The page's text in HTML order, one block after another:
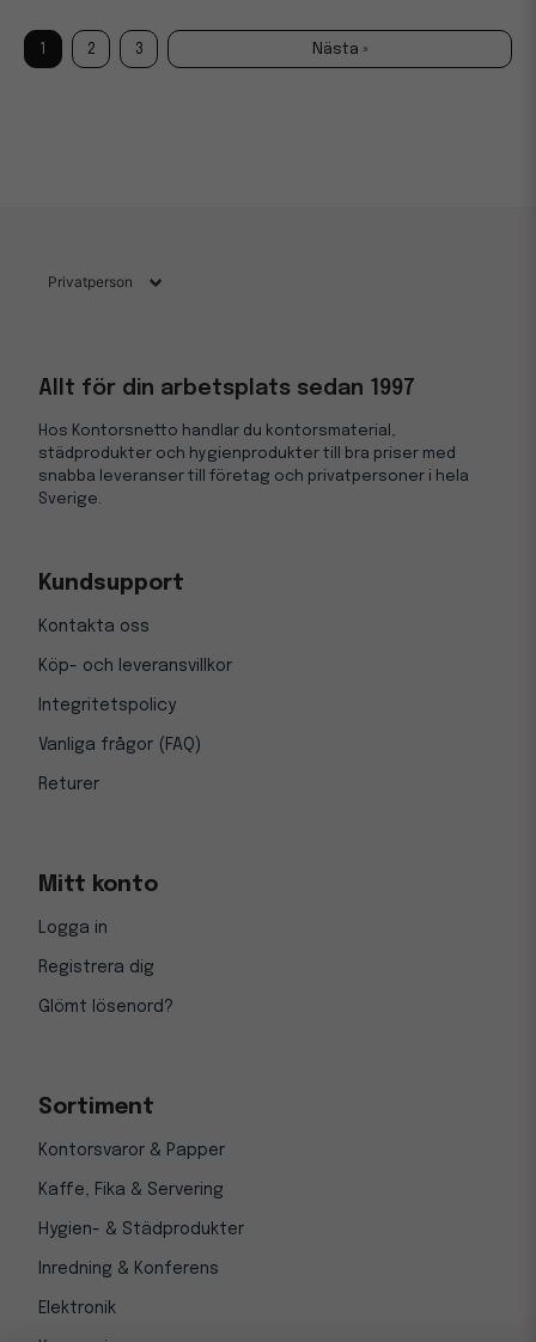
1 2 3 Nästa »
Allt för din arbetsplats sedan 1997
Hos Kontorsnetto handlar du kontorsmaterial,
städprodukter och hygienprodukter till bra priser med
snabba leveranser till företag och privatpersoner i hela
Sverige.
Kundsupport
Kontakta oss
Köp- och leveransvillkor
Integritetspolicy
Vanliga frågor (FAQ)
Returer
Mitt konto
Logga in
Registrera dig
Glömt lösenord?
Sortiment
Kontorsvaror & Papper
Kaffe, Fika & Servering
Hygien- & Städprodukter
Inredning & Konferens
Elektronik